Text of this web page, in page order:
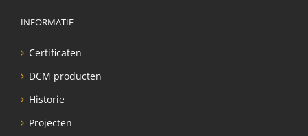
INFORMATIE
Certificaten
DCM producten
Historie
Projecten